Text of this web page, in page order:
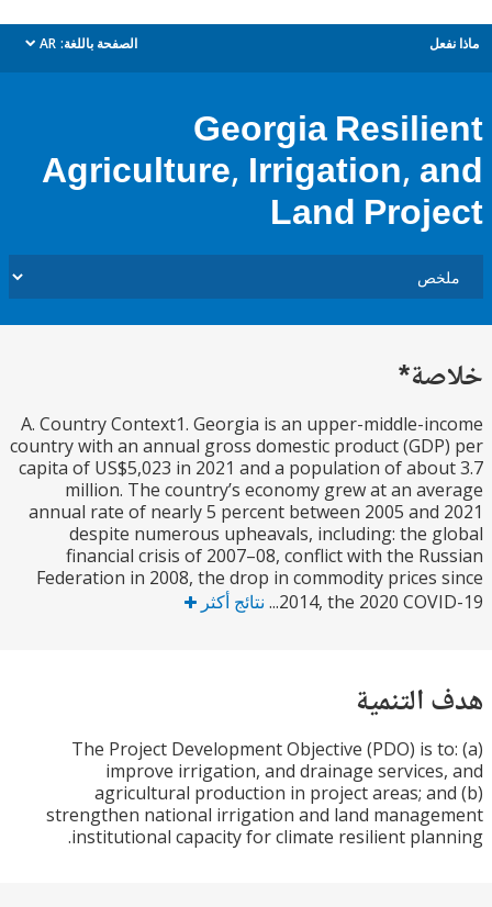
الصفحة باللغة: AR
dropdown
Georgia
Agriculture, Irrigation,
Land
A. Country Context1. Georgia is an upper-middle-
country with an annual gross domestic product
capita of US$5,023 in 2021 and a population of
million. The country’s economy grew at an
annual rate of nearly 5 percent between 2005
despite numerous upheavals, including: the
financial crisis of 2007–08, conflict with the
Federation in 2008, the drop in commodity
2014, the 2020 نتائج أكثر
The Project Development Objective (PDO) is
improve irrigation, and drainage
agricultural production in project areas;
strengthen national irrigation and land
institutional capacity for climate resilient